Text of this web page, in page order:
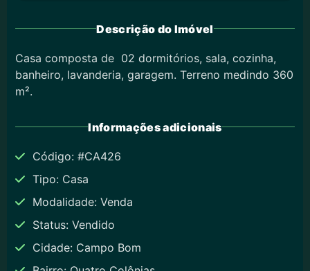
Descrição do Imóvel
Casa composta de 02 dormitórios, sala, cozinha,
banheiro, lavanderia, garagem. Terreno medindo 360
m².
Informações adicionais
Código: #CA426
Tipo: Casa
Modalidade: Venda
Status: Vendido
Cidade: Campo Bom